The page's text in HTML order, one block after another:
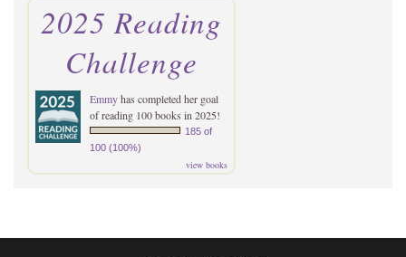
2025 Reading
Challenge
Emmyhas completed her goal
of reading 100 books in 2025!
185 of
100 (100%)
view books